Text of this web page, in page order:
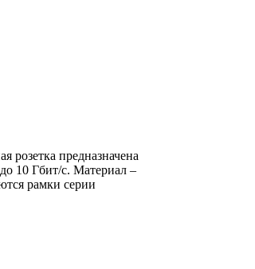
розетка предназначена
10 Гбит/с. Материал –
рамки серии